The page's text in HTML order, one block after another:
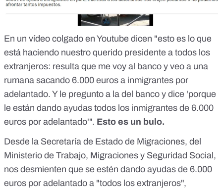
En un vídeo colgado en Youtube dicen "esto es lo que
está haciendo nuestro querido presidente a todos los
extranjeros: resulta que me voy al banco y veo a una
rumana sacando 6.000 euros a inmigrantes por
adelantado. Y le pregunto a la del banco y dice 'porque
le están dando ayudas todos los inmigrantes de 6.000
euros por adelantado'". Esto es un bulo.
Desde la Secretaría de Estado de Migraciones, del
Ministerio de Trabajo, Migraciones y Seguridad Social,
nos desmienten que se estén dando ayudas de 6.000
euros por adelantado a "todos los extranjeros",